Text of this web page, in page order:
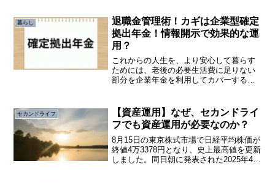
離職を避けるため２つの公的介護支援制
度を利用する方法があります。
暮らし
退職金管理術！カギは企業型確定
拠出年金！情報開示で効果的な運
用？
これからの人生を、より安心して暮らす
ためには、老後の必要生活費に足りない
部分を企業年金を利用してカバーするこ
用方法や情報開示を見て、効果的な運用
を行うことが重要になります。
セカンドライフ
【資産運用】なぜ、セカンドライ
フでも資産運用が必要なのか？
8月15日の東京株式市場で日経平均株価が
終値4万3378円となり、史上最高値を更新
しました。同日朝に発表された2025年4～